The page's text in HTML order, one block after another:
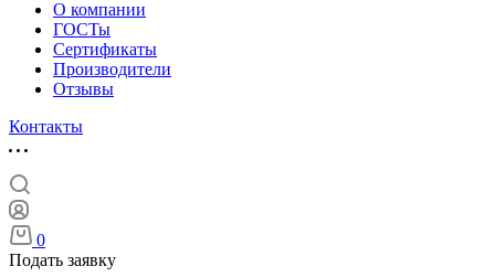
О компании
ГОСТы
Сертификаты
Производители
Отзывы
Контакты
0
Подать заявку